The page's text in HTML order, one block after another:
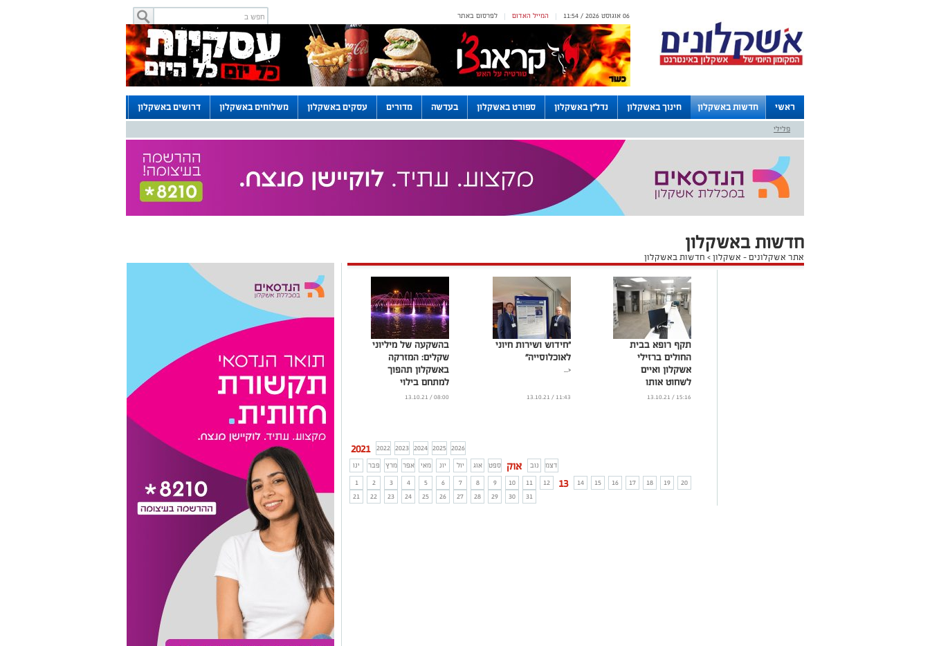
לפרסום באתר | המייל האדום | 06 אוגוסט 2026 / 11:54
ראשי חדשות באשקלון חינוך באשקלון נדל"ן באשקלון ספורט באשקלון בעדשה מדורים עסקים באשקלון משלוחים באשקלון דרושים באשקלון
לוחות
פלילי
חדשות באשקלון
אתר אשקלונים - אשקלון> חדשות באשקלון
תקף רופא בבית
החולים ברזילי
אשקלון ואיים
לשחוט אותו
...
15:16 / 13.10.21
"חידוש ושירות חיוני
לאוכלוסייה"
<...
11:43 / 13.10.21
בהשקעה של מיליוני
שקלים: המזרקה
באשקלון תהפוך
למתחם בילוי
...
08:00 / 13.10.21
2021 2022 2023 2024 2025 2026
ינו
פבר מרץ אפר מאי יונ יול אוג ספט אוק נוב
דצמ
1
2 3 4 5 6 7 8 9 10 11 12 13 14 15 16 17 18 19
20
21
22 23 24 25 26 27 28 29 30 31